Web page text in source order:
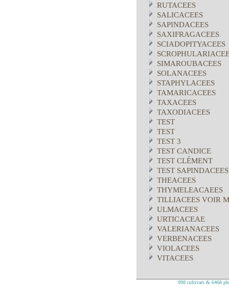
RUTACEES
SALICACEES
SAPINDACEES
SAXIFRAGACEES
SCIADOPITYACEES
SIMAROUBACEES
SOLANACEES
STAPHYLACEES
TAMARICACEES
TAXACEES
TAXODIACEES
TEST
TEST
TEST 3
TEST CANDICE
TEST CLÉMENT
TEST
THEACEES
THYMELEACAEES
TILLIACEES VOIR
ULMACEES
URTICACEAE
VALERIANACEES
VERBENACEES
VIOLACEES
VITACEES
998 cultivars & 6468